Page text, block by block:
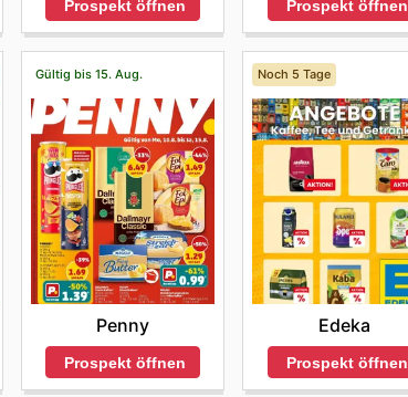
Prospekt öffnen Prospekt öffnen
Gültig bis 15. Aug.
Penny
Prospekt öffnen
Noch 5 Tage
Edeka
Prospekt öffnen